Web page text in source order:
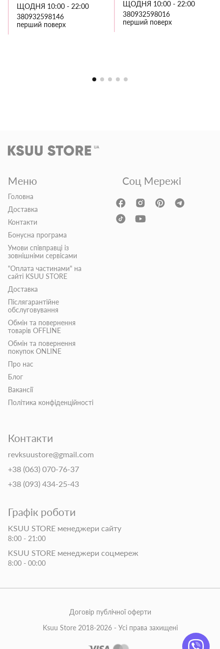
ЩОДНЯ 10:00 - 22:00
380932598146
перший поверх
ЩОДНЯ 10:00 - 22:00
380932598016
перший поверх
Меню
Головна
Доставка
Контакти
Бонусна програма
Умови співправці із
зовнішніми сервісами
"Оплата частинами" на
сайті KSUU STORE
Доставка
Післягарантійне
обслуговування
Обмін та повернення
товарів OFFLINE
Обмін та повернення
покупок ONLINE
Про нас
Блог
Вакансії
Політика конфіденційності
Контакти
revksuustore@gmail.com
+38 (063) 070-76-37
+38 (093) 434-25-43
Графік роботи
KSUU STORE менеджери сайту
8:00 - 21:00
KSUU STORE менеджери соцмереж
8:00 - 00:00
Соц Мережі
Ksuu Store 2018-2026 - Усі права захищені
Договір публічної оферти